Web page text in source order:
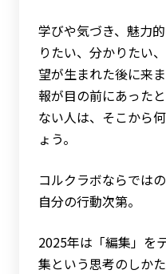
学びや気づき、魅力
りたい、分かりたい
望が生まれた後に来
報が目の前にあった
ない人は、そこから
ょう。
コルクラボならでは
自分の行動次第。
2025年は「編集」を
集という思考のしか